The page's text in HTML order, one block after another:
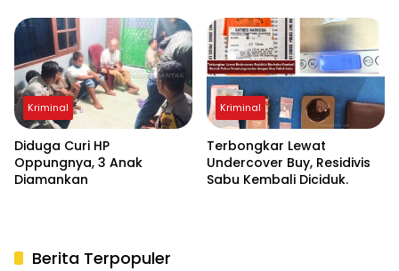
Sungai Asahan
Kriminal
Diduga Curi HP
Oppungnya, 3 Anak
Diamankan
Kriminal
Terbongkar Lewat
Undercover Buy, Residivis
Sabu Kembali Diciduk.
Berita Terpopuler